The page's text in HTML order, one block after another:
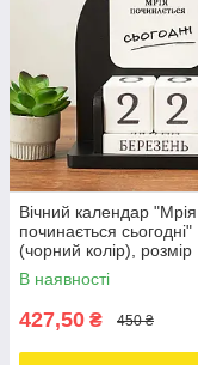
Вічний календар "Мрія
починається сьогодні"
(чорний колір), розмір
16х14х6 см
В наявності
427,50 ₴ 450 ₴